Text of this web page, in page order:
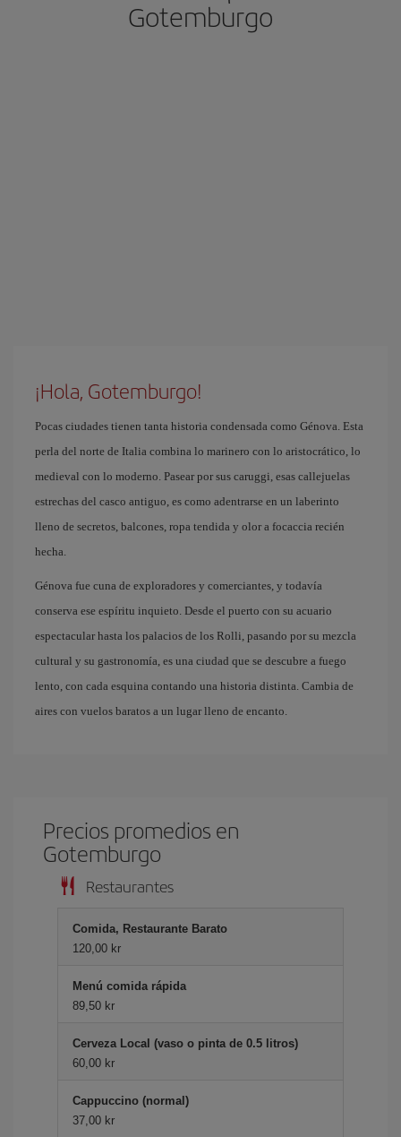
Gotemburgo
¡Hola, Gotemburgo!
Pocas ciudades tienen tanta historia condensada como Génova. Esta
perla del norte de Italia combina lo marinero con lo aristocrático, lo
medieval con lo moderno. Pasear por sus caruggi, esas callejuelas
estrechas del casco antiguo, es como adentrarse en un laberinto
lleno de secretos, balcones, ropa tendida y olor a focaccia recién
hecha.
Génova fue cuna de exploradores y comerciantes, y todavía
conserva ese espíritu inquieto. Desde el puerto con su acuario
espectacular hasta los palacios de los Rolli, pasando por su mezcla
cultural y su gastronomía, es una ciudad que se descubre a fuego
lento, con cada esquina contando una historia distinta. Cambia de
aires con vuelos baratos a un lugar lleno de encanto.
Precios promedios en
Gotemburgo
Restaurantes
Comida, Restaurante Barato
120,00 kr
Menú comida rápida
89,50 kr
Cerveza Local (vaso o pinta de 0.5 litros)
60,00 kr
Cappuccino (normal)
37,00 kr